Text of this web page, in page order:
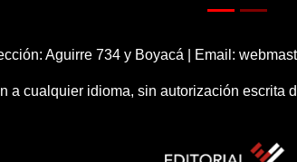
Aguirre 734 y Boyacá | Email:
a cualquier idioma, sin autorización escrita